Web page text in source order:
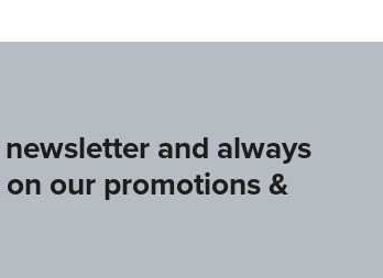
and always
our promotions &